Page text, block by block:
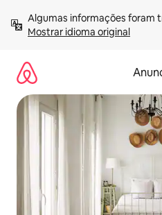
para
Mostrar idioma original